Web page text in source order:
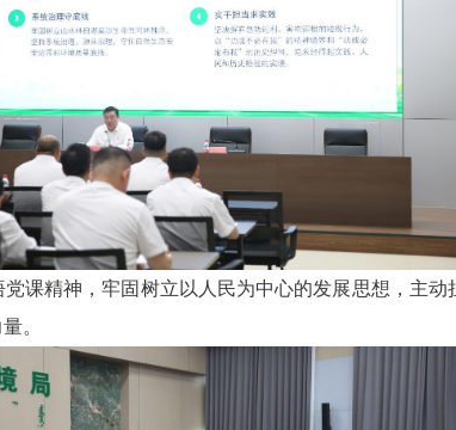
课精神，牢固树立以人民为中心的发展思想，主
。